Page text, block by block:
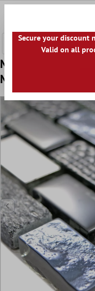
Model din Sticlă
Mozaic Limona
Secure your discount
Valid on all